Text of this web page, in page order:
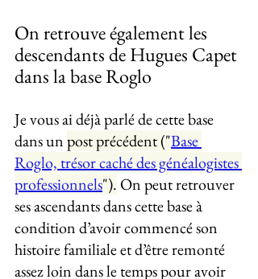
On retrouve également les
descendants de Hugues Capet
dans la base Roglo
Je vous ai déjà parlé de cette base
dans un post précédent ("Base
Roglo, trésor caché des généalogistes
professionnels"). On peut retrouver
ses ascendants dans cette base à
condition d’avoir commencé son
histoire familiale et d’être remonté
assez loin dans le temps pour avoir